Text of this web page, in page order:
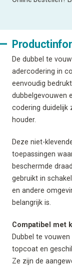
De dubbel te
adercodering in
eenvoudig
dubbelgevouwen
codering duidelijk
houder.
Deze niet-
toepassingen
beschermde
gebruikt in
en andere
belangrijk is.
Compatibel met
Dubbel te
topcoat en
Ze zijn de